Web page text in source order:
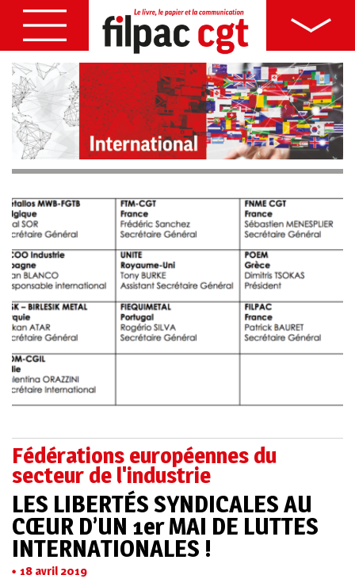
Fédérations européennes du
secteur de l'industrie
LES LIBERTÉS SYNDICALES AU
CŒUR D’UN 1er MAI DE LUTTES
INTERNATIONALES !
18 avril 2019